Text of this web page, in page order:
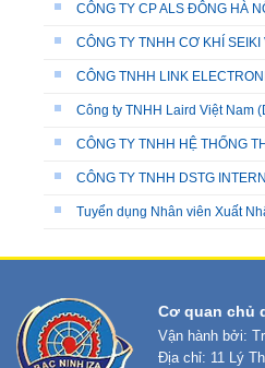
CÔNG TY CP ALS ĐÔNG HÀ
CÔNG TY TNHH CƠ KHÍ
CÔNG TNHH LINK
Công ty TNHH Laird Việt Nam
CÔNG TY TNHH HỆ THỐNG
CÔNG TY TNHH DSTG
Tuyển dụng Nhân viên Xuất
Cơ quan chủ
Vận hành bởi:
Địa chỉ: 11 Lý